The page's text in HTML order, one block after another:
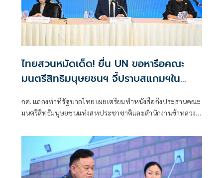
ไทยสวนหมัดเด็ด! ยื่น UN ขอหารือคณะ
มนตรีสิทธิมนุษยชนฯ จี้ปราบสแกมฯใน
กต. แถลงท่าทีรัฐบาลไทย เผยเตรียมทำหนังสือถึงประธานคณะ
มนตรีสิทธิมนุษยชนแห่งสหประชาชาติและสำนักงานข้าหลวง
รายงานพิเศษพาดพิงประเทศไทย มีหลายประเด็นที่ไม่เห็นด้วย
ชี้กระทบความเป็นกลาง -เที่ยงธรรม “สีหศักดิ์”